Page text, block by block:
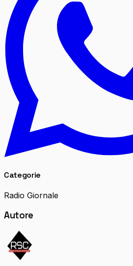
Categorie
Radio Giornale
Autore